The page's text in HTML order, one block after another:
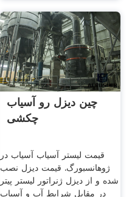
چین دیزل رو آسیاب
چکشی
قیمت لیستر آسیاب آسیاب در
ژوهانسبورگ. قیمت دیزل نصب
شده و از دیزل ژنراتور لیستر پیتر
در مقابل شرایط آب و آسیاب